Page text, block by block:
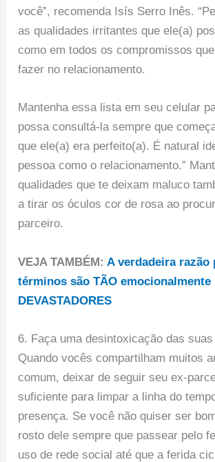
você”, recomenda Isís Serro Inês.
as qualidades irritantes que ele(a)
como em todos os compromissos
fazer no relacionamento.
Mantenha essa lista em seu celular
possa consultá-la sempre que
que ele(a) era perfeito(a). É natural
pessoa como o relacionamento.”
qualidades que te deixam maluco
a tirar os óculos cor de rosa ao
parceiro.
VEJA TAMBÉM: A verdadeira razão
términos são TÃO emocionalmente
DEVASTADORES
6. Faça uma desintoxicação das
Quando vocês compartilham muitos
comum, deixar de seguir seu ex-
suficiente para limpar a linha do
presença. Se você não quiser ser
rosto dele sempre que passear pelo
uso de rede social até que a ferida